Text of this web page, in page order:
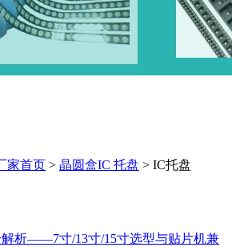
家首页 > 晶圆盒IC 托盘 > IC托盘
析——7寸/13寸/15寸选型与贴片机兼